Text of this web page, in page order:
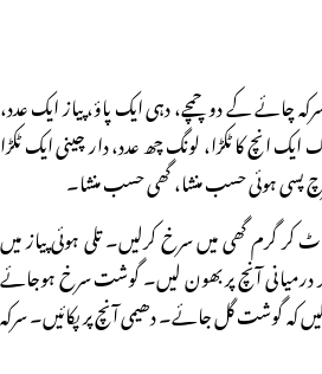
چائے کے دو چمچے، دہی ایک پاؤ، پیاز ایک عدد،
کا ٹکڑا، لونگ چھ عدد، دار چینی ایک ٹکڑا
پسی ہوئی حسب منشا، گھی حسب منشا۔
گرم گھی میں سرخ کرلیں۔ تلی ہوئی پیاز میں
آنچ پر بھون لیں۔ گوشت سرخ ہوجائے
کہ گوشت گل جائے۔ دھیمی آنچ پر پکائیں۔ سرکہ